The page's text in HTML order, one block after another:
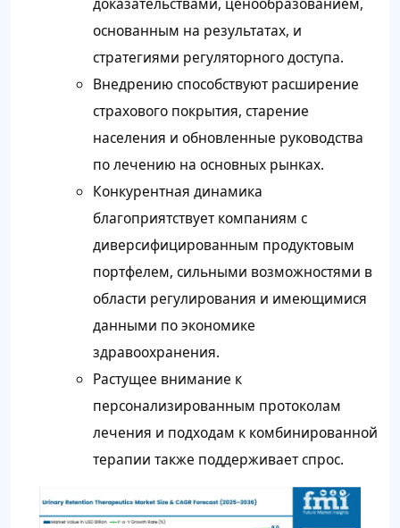
основанным на результатах, и
стратегиями регуляторного доступа.
Внедрению способствуют расширение
страхового покрытия, старение
населения и обновленные руководства
по лечению на основных рынках.
Конкурентная динамика
благоприятствует компаниям с
диверсифицированным продуктовым
портфелем, сильными возможностями в
области регулирования и имеющимися
данными по экономике
здравоохранения.
Растущее внимание к
персонализированным протоколам
лечения и подходам к комбинированной
терапии также поддерживает спрос.